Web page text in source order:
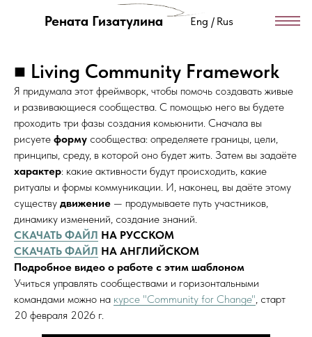
Рената Гизатулина Eng / Rus
■ Living Community Framework
Я придумала этот фреймворк, чтобы помочь создавать живые
и развивающиеся сообщества. С помощью него вы будете
проходить три фазы создания комьюнити. Сначала вы
рисуете форму сообщества: определяете границы, цели,
принципы, среду, в которой оно будет жить. Затем вы задаёте
характер: какие активности будут происходить, какие
ритуалы и формы коммуникации. И, наконец, вы даёте этому
существу движение — продумываете путь участников,
динамику изменений, создание знаний.
СКАЧАТЬ ФАЙЛ НА РУССКОМ
СКАЧАТЬ ФАЙЛ НА АНГЛИЙСКОМ
Подробное видео о работе с этим шаблоном
Учиться управлять сообществами и горизонтальными
командами можно на курсе "Community for Change", старт
20 февраля 2026 г.